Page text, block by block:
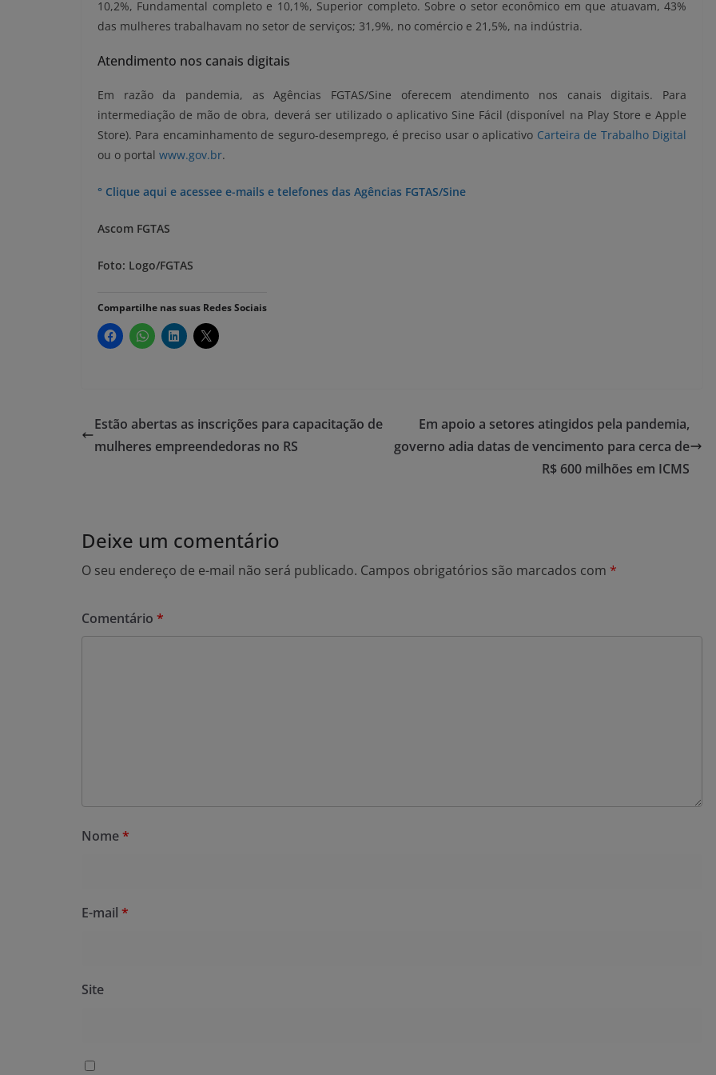
10,2%, Fundamental completo e 10,1%, Superior completo. Sobre o setor econômico em que atuavam, 43%
das mulheres trabalhavam no setor de serviços; 31,9%, no comércio e 21,5%, na indústria.
Atendimento nos canais digitais
Em razão da pandemia, as Agências FGTAS/Sine oferecem atendimento nos canais digitais. Para
intermediação de mão de obra, deverá ser utilizado o aplicativo Sine Fácil (disponível na Play Store e Apple
Store). Para encaminhamento de seguro-desemprego, é preciso usar o aplicativo Carteira de Trabalho Digital
ou o portal www.gov.br.
° Clique aqui e acessee e-mails e telefones das Agências FGTAS/Sine
Ascom FGTAS
Foto: Logo/FGTAS
Compartilhe nas suas Redes Sociais
Estão abertas as inscrições para capacitação de
mulheres empreendedoras no RS
Em apoio a setores atingidos pela pandemia,
governo adia datas de vencimento para cerca de
R$ 600 milhões em ICMS
Deixe um comentário
O seu endereço de e-mail não será publicado. Campos obrigatórios são marcados com *
Comentário *
Nome*
E-mail *
Site